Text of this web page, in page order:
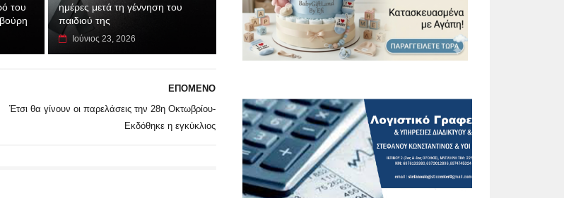
του
ημέρες μετά τη γέννηση του
παιδιού της
Ιούνιος 23, 2026
ΕΠΟΜΕΝΟ
Έτσι θα γίνουν οι παρελάσεις την 28η Οκτωβρίου-
Εκδόθηκε η εγκύκλιος